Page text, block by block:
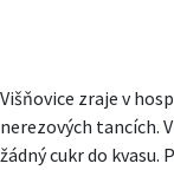
Višňovice zraje v
nerezových tancích.
žádný cukr do